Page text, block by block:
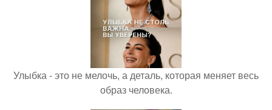
Улыбка - это не мелочь, а деталь, которая меняет весь
образ человека.